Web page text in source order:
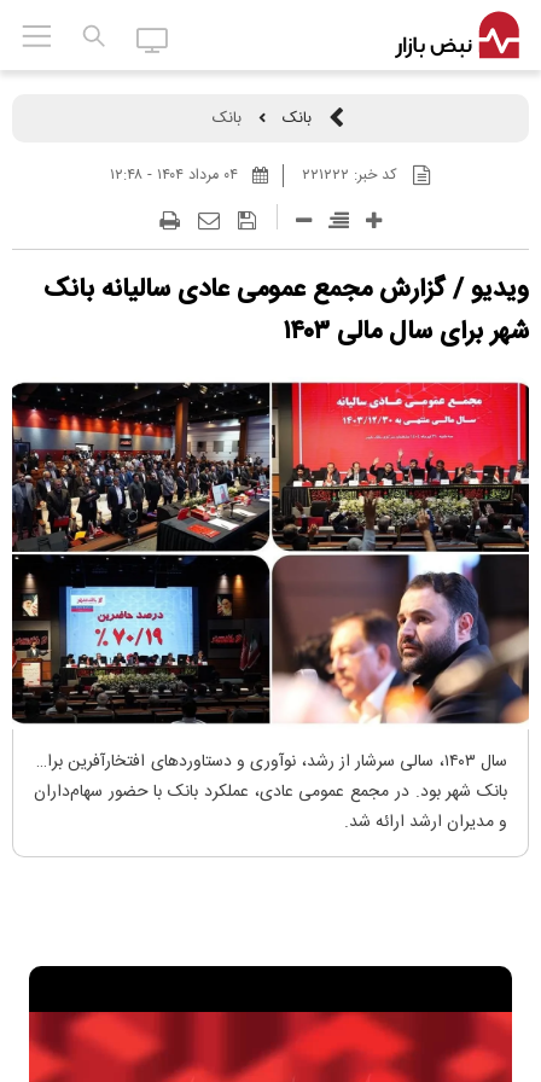
بانک بانک
کد خبر: ۲۲۱۲۲۲
ویدیو / گزارش مجمع عمومی عادی سالیانه بانک
شهر برای سال مالی ۱۴۰۳
سال ۱۴۰۳، سالی سرشار از رشد، نوآوری و دستاوردهای افتخارآفرین برای
بانک شهر بود. در مجمع عمومی عادی، عملکرد بانک با حضور سهام‌داران
و مدیران ارشد ارائه شد.